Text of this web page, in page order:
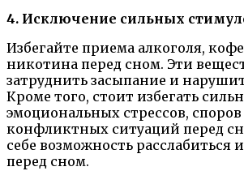
4. Исключение сильных
Избегайте приема алкоголя,
никотина перед сном. Эти
затруднить засыпание и
Кроме того, стоит избегать
эмоциональных стрессов,
конфликтных ситуаций перед
себе возможность расслабиться
перед сном.